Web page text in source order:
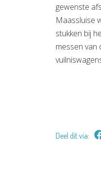
gewenste
Maassluise
stukken bij
messen van
Deel dit via: